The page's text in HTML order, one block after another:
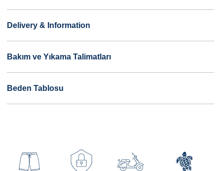
Delivery & Information
Bakım ve Yıkama Talimatları
Beden Tablosu